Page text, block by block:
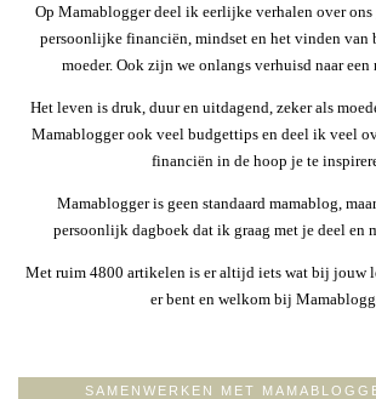
Op Mamablogger deel ik eerlijke verhalen over ons
persoonlijke financiën, mindset en het vinden van
moeder. Ook zijn we onlangs verhuisd naar een
Het leven is druk, duur en uitdagend, zeker als
Mamablogger ook veel budgettips en deel ik veel
financiën in de hoop je te
Mamablogger is geen standaard mamablog,
persoonlijk dagboek dat ik graag met je deel en
Met ruim 4800 artikelen is er altijd iets wat bij jouw
er bent en welkom bij
SAMENWERKEN MET